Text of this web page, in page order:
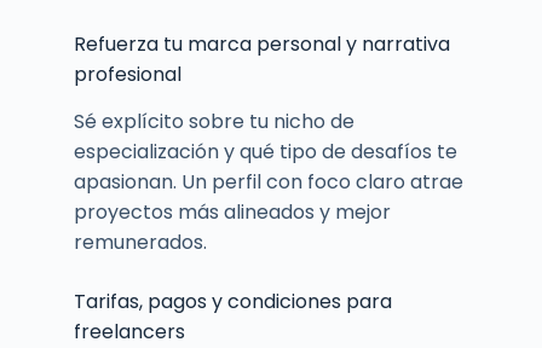
Refuerza tu marca personal y narrativa
profesional
Sé explícito sobre tu nicho de
especialización y qué tipo de desafíos te
apasionan. Un perfil con foco claro atrae
proyectos más alineados y mejor
remunerados.
Tarifas, pagos y condiciones para
freelancers